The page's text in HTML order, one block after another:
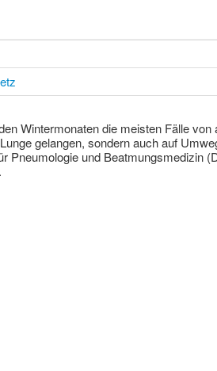
Wintermonaten die meisten Fälle
gelangen, sondern auch auf
Pneumologie und Beatmungsmedizin